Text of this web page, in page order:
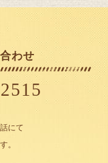
わせ
にて
。